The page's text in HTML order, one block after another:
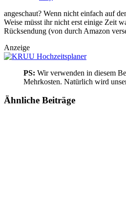
angeschaut? Wenn nicht einfach auf
Weise müsst ihr nicht erst einige Zeit
Rücksendung (von durch Amazon
Anzeige
PS: Wir verwenden in diesem
Mehrkosten. Natürlich wird
Ähnliche Beiträge